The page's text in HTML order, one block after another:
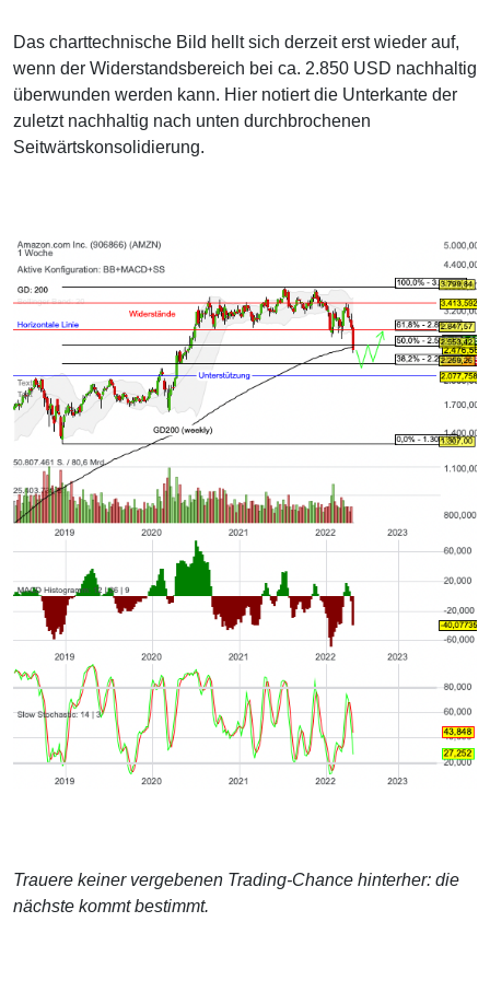
Das charttechnische Bild hellt sich derzeit erst wieder auf,
wenn der Widerstandsbereich bei ca. 2.850 USD nachhaltig
überwunden werden kann. Hier notiert die Unterkante der
zuletzt nachhaltig nach unten durchbrochenen
Seitwärtskonsolidierung.
Trauere keiner vergebenen Trading-Chance hinterher: die
nächste kommt bestimmt.